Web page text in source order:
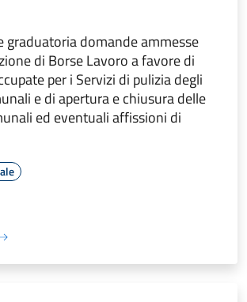
graduatoria domande ammesse
di Borse Lavoro a favore di
per i Servizi di pulizia degli
e di apertura e chiusura delle
ed eventuali affissioni di